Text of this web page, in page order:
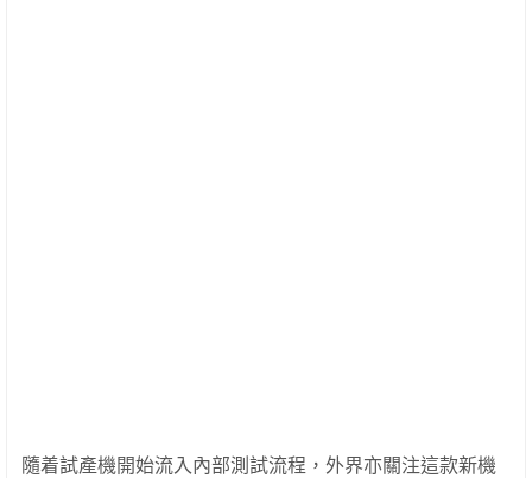
隨着試產機開始流入內部測試流程，外界亦關注這款新機